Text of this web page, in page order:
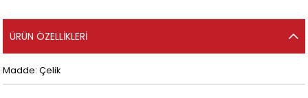
ÜRÜN ÖZELLIKLERI
Madde: Çelik